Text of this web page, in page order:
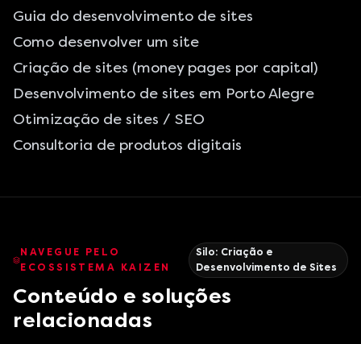
Guia do desenvolvimento de sites
Como desenvolver um site
Criação de sites (money pages por capital)
Desenvolvimento de sites em Porto Alegre
Otimização de sites / SEO
Consultoria de produtos digitais
NAVEGUE PELO
ECOSSISTEMA KAIZEN
Silo: Criação e
Desenvolvimento de Sites
Conteúdo e soluções
relacionadas